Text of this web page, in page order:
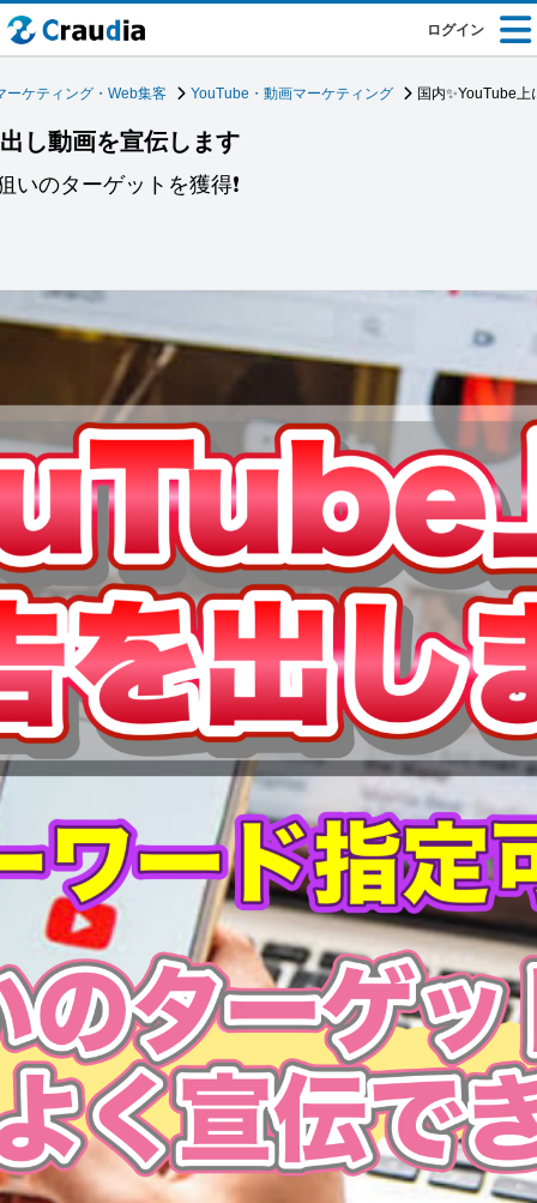
ログイン
ーケティング・Web集客 YouTube・動画マーケティング 国内✨YouTube
し動画を宣伝します
のターゲットを獲得❗